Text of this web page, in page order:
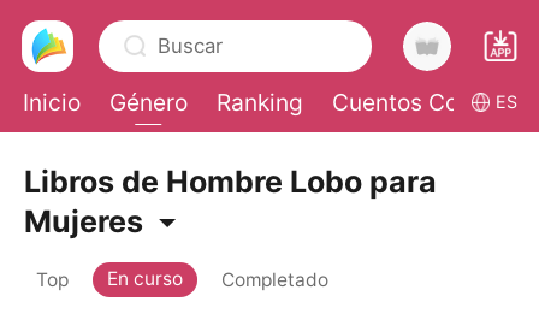
Buscar
Inicio Género Ranking Cuentos CortosES
Recargar
Libros de Hombre Lobo para
Mujeres
Top En curso Completado